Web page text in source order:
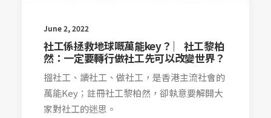
June 2, 2022
社工係拯救地球嘅萬能key？ ︳社工黎柏
然：一定要轉行做社工先可以改變世界？
搵社工、讀社工、做社工，是香港主流社會的
萬能Key；註冊社工黎柏然，卻執意要解開大
家對社工的迷思。